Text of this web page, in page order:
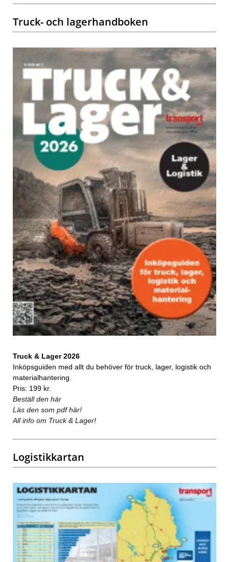
Truck- och lagerhandboken
Truck & Lager 2026
Inköpsguiden med allt du behöver för truck, lager, logistik och
materialhantering.
Pris: 199 kr.
Beställ den här
Läs den som pdf här!
All info om Truck & Lager!
Logistikkartan